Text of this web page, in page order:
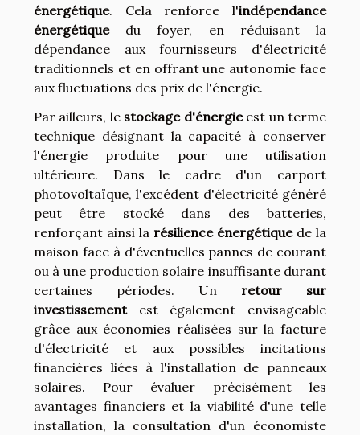
énergétique. Cela renforce l'indépendance
énergétiquedu foyer, en réduisant la
dépendance aux fournisseurs d'électricité
traditionnels et en offrant une autonomie face
aux fluctuations des prix de l'énergie.
Par ailleurs, le stockage d'énergieest un terme
technique désignant la capacité à conserver
l'énergie produite pour une utilisation
ultérieure. Dans le cadre d'un carport
photovoltaïque, l'excédent d'électricité généré
peut être stocké dans des batteries,
renforçant ainsi la résilience énergétiquede la
maison face à d'éventuelles pannes de courant
ou à une production solaire insuffisante durant
certaines périodes. Un retour sur
investissementest également envisageable
grâce aux économies réalisées sur la facture
d'électricité et aux possibles incitations
financières liées à l'installation de panneaux
solaires. Pour évaluer précisément les
avantages financiers et la viabilité d'une telle
installation, la consultation d'un économiste